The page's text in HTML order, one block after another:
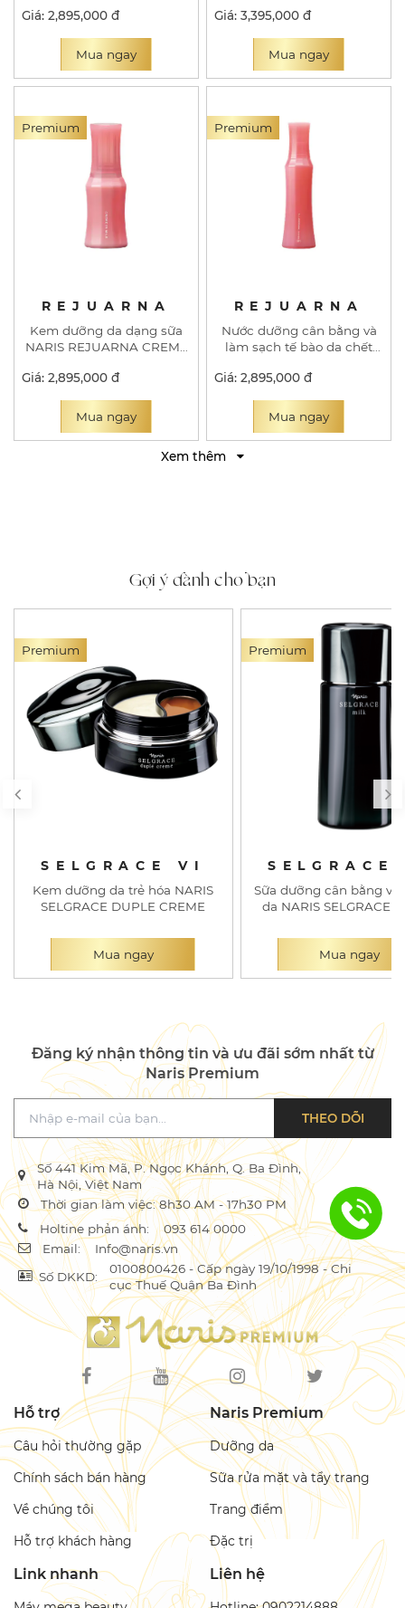
Giá: 2,895,000 đ
Mua ngay
Giá: 3,395,000 đ
Mua ngay
Premium
REJUARNA
Kem dưỡng da dạng sữa
NARIS REJUARNA CREME
Giá: 2,895,000 đ
Mua ngay
Premium
REJUARNA
Nước dưỡng cân bằng và
làm sạch tế bào da chết
PURPOSE LOTION
Giá: 2,895,000 đ
Mua ngay
Xem thêm
Gợi ý dành cho bạn
Premium
SELGRACE VI
Kem dưỡng da trẻ hóa NARIS
SELGRACE DUPLE CREME
Mua ngay
Premium
Sữa dưỡng cân bằng và
da NARIS SELGRACE
Mua ngay
Đăng ký nhận thông tin và ưu đãi sớm nhất từ
Naris Premium
THEO DÕI
Số 441 Kim Mã, P. Ngọc Khánh, Q. Ba Đình,
Hà Nội, Việt Nam
Thời gian làm việc: 8h30 AM - 17h30 PM
Holtine phản ánh:
093 614 0000
Email:
Info@naris.vn
Số DKKD:
0100800426 - Cấp ngày 19/10/1998 - Chi
cục Thuế Quận Ba Đình
Hỗ trợ
Câu hỏi thường gặp
Chính sách bán hàng
Về chúng tôi
Hỗ trợ khách hàng
Naris Premium
Dưỡng da
Sữa rửa mặt và tẩy trang
Trang điểm
Đặc trị
Link nhanh Liên hệ